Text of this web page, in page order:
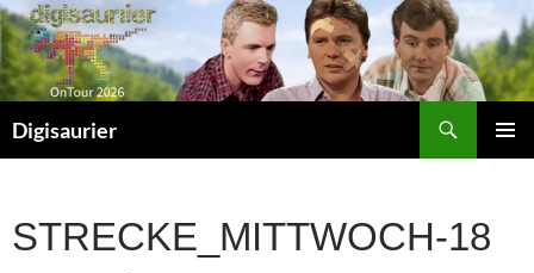
Zum
Inhalt
springen
Digisaurier
STRECKE_MITTWOCH-18